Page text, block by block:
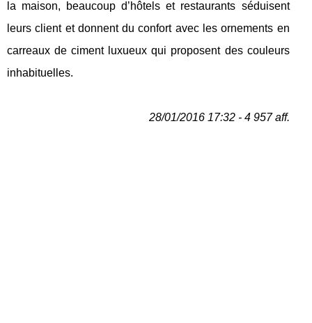
la maison, beaucoup d’hôtels et restaurants séduisent
leurs client et donnent du confort avec les ornements en
carreaux de ciment luxueux qui proposent des couleurs
inhabituelles.
28/01/2016 17:32 - 4 957 aff.